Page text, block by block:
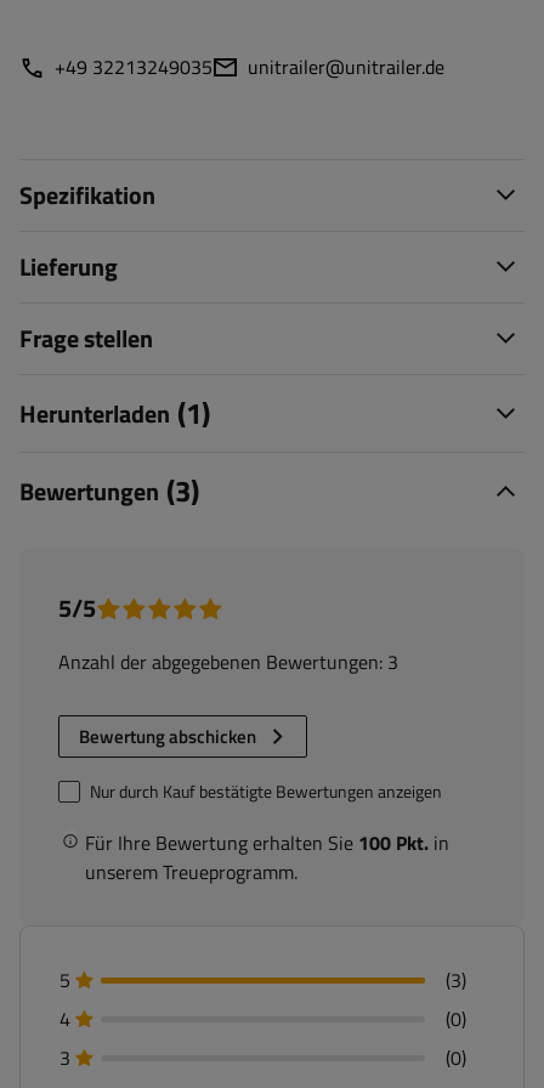
+49 32213249035 unitrailer@unitrailer.de
Spezifikation
Lieferung
Frage stellen
Herunterladen (1)
Bewertungen (3)
5/5
Anzahl der abgegebenen Bewertungen: 3
Bewertung abschicken
Für Ihre Bewertung erhalten Sie 100 Pkt. in
unserem Treueprogramm.
Nur durch Kauf bestätigte Bewertungen anzeigen
5
(3)
4
(0)
3
(0)